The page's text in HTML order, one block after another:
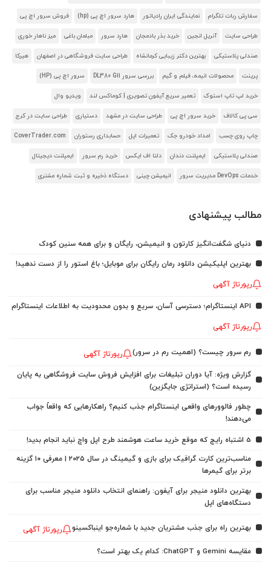
سفارش ربات تلگرام نمایندگی ایران رادیاتور هارد سرور اچ پی (hp) فروش سرور اچ پی
طراحی سایت آنریل انجین خرید بذر بادمجان هارد سرور مبلمان باغی میز ناهار خوری
صندلی پلاستیکی بهترین دکتر زیبایی کرمانشاه طراحی سایت فروشگاهی در اصفهان هیرکا
پرینت محصولات انیمه، فیلم و گیم بررسی سرور DL380 G11 سرور اچ پی (HP)
خرید لپ تاپ استوک تعمیر سریع آیفون تصویری | کوماکس لند ویدیو وال
سی پی کالاف خرید سرور اچ پی طراحی سایت در مشهد دستیاری طراحی سایت در کرج
چاپ روی چسب امداد خودرو جک تعمیرات اپل حسابداری رستوران CoverTrader.com
صندلی پلاستیکی ایمپلنت دندان دلتا اف ایکس خرید رم سرور ایمپلنت دیجیتال
خدمات DevOps مدیریت سرور انیمیشن چینی دستگاه ذخیره و ثبت شماره مشتری
مطالب پیشنهادی
دنیای شگفت‌انگیز کارتون و انیمیشن، رایگان و برای همه سنین کودک
بهترین اپلیکیشن دانلود رمان رایگان برای موبایل؛ باغ استور را از دست ندهید!
رپورتاژ آگهی
API اینستاگرام؛ دسترسی آسان، سریع و بدون محدودیت به اطلاعات اینستاگرام
رپورتاژ آگهی
رم سرور چیست؟ (اهمیت رم در سرور) رپورتاژ آگهی
گزارش ویژه: آیا دوران تبلیغات برای افزایش فروش سایت فروشگاهی به پایان
رسیده است؟ (استراتژی جایگزین)
چطور فالوورهای واقعی اینستاگرام جذب کنیم؟ راهکارهایی که واقعاً جواب
می‌دهند!
5 اشتباه رایج که موقع خرید ساعت هوشمند طرح اپل واچ نباید انجام بدید!
مناسب‌ترین کارت گرافیک برای بازی و گیمینگ در سال ۲۰۲۵ | معرفی ۱۰ گزینه
برتر برای گیمرها
بهترین دانلود منیجر برای آیفون: راهنمای انتخاب دانلود منیجر مناسب برای
دستگاه‌های اپل
بهترین راه برای جذب مشتریان جدید با شماره‌جو اینباکسینو رپورتاژ آگهی
مقایسه Gemini و ChatGPT: کدام یک بهتر است؟